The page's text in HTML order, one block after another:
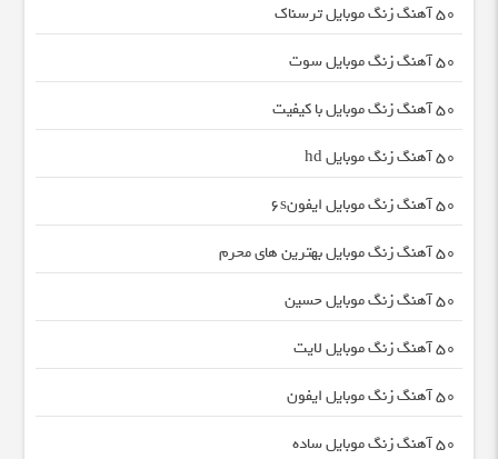
50 آهنگ زنگ موبایل ترسناک
50 آهنگ زنگ موبایل سوت
50 آهنگ زنگ موبایل با کیفیت
50 آهنگ زنگ موبایل hd
50 آهنگ زنگ موبایل ایفون۶s
50 آهنگ زنگ موبایل بهترین های محرم
50 آهنگ زنگ موبایل حسین
50 آهنگ زنگ موبایل لایت
50 آهنگ زنگ موبایل ایفون
50 آهنگ زنگ موبایل ساده